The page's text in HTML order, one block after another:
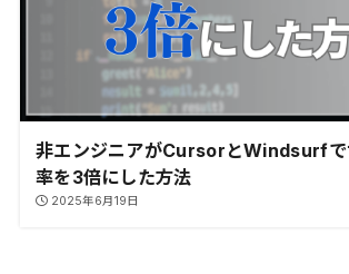
非エンジニアがCursorとWindsurfで
率を3倍にした方法
2025年6月19日